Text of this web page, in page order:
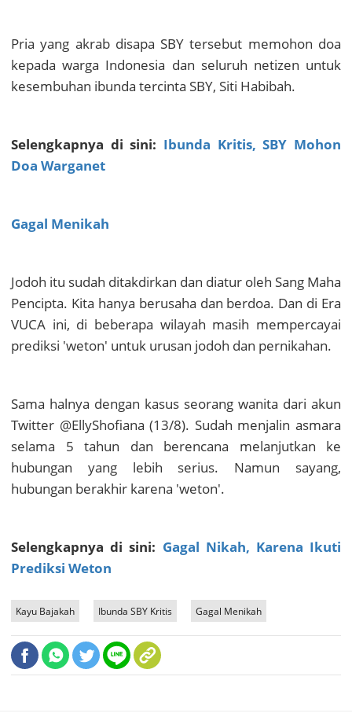
Pria yang akrab disapa SBY tersebut memohon doa
kepada warga Indonesia dan seluruh netizen untuk
kesembuhan ibunda tercinta SBY, Siti Habibah.
Selengkapnya di sini: Ibunda Kritis, SBY Mohon
Doa Warganet
Gagal Menikah
Jodoh itu sudah ditakdirkan dan diatur oleh Sang Maha
Pencipta. Kita hanya berusaha dan berdoa. Dan di Era
VUCA ini, di beberapa wilayah masih mempercayai
prediksi 'weton' untuk urusan jodoh dan pernikahan.
Sama halnya dengan kasus seorang wanita dari akun
Twitter @EllyShofiana (13/8). Sudah menjalin asmara
selama 5 tahun dan berencana melanjutkan ke
hubungan yang lebih serius. Namun sayang,
hubungan berakhir karena 'weton'.
Selengkapnya di sini: Gagal Nikah, Karena Ikuti
Prediksi Weton
Kayu Bajakah Ibunda SBY Kritis Gagal Menikah